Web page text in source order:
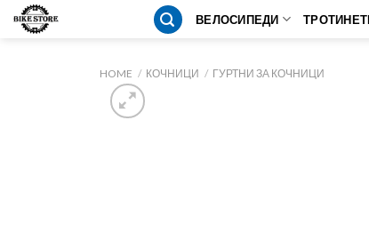
Skip
ВЕЛОСИПЕДИ
HOME / КОЧНИЦИ / ГУРТНИ ЗА КОЧНИЦИ